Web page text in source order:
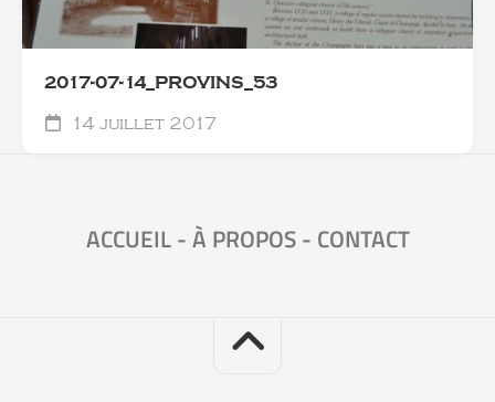
2017-07-14_PROVINS_53
14 juillet 2017
ACCUEIL-À PROPOS- CONTACT